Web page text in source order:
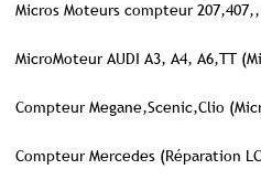
Micros Moteurs compteur
MicroMoteur AUDI A3, A4, A6,TT
Compteur Megane,Scenic,Clio
Compteur Mercedes (Réparation